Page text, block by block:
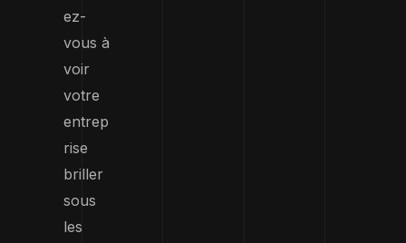
ez-
vous à
voir
votre
entrep
rise
briller
sous
les